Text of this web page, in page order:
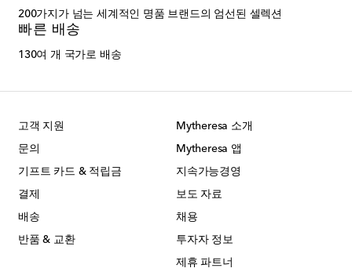
200가지가 넘는 세계적인 명품 브랜드의 엄선된 셀렉션
빠른 배송
130여 개 국가로 배송
고객 지원
문의
기프트 카드 & 적립금
결제
배송
반품 & 교환
Mytheresa 소개
Mytheresa 앱
지속가능경영
보도 자료
채용
투자자 정보
제휴 파트너